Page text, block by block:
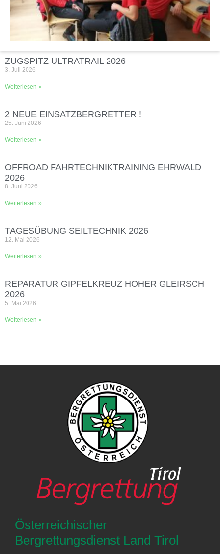
ZUGSPITZ ULTRATRAIL 2026
3. Juli 2026
Weiterlesen »
2 NEUE EINSATZBERGRETTER !
25. Juni 2026
Weiterlesen »
OFFROAD FAHRTECHNIKTRAINING EHRWALD
2026
8. Juni 2026
Weiterlesen »
TAGESÜBUNG SEILTECHNIK 2026
12. Mai 2026
Weiterlesen »
REPARATUR GIPFELKREUZ HOHER GLEIRSCH
2026
5. Mai 2026
Weiterlesen »
Österreichischer
Bergrettungsdienst Land Tirol